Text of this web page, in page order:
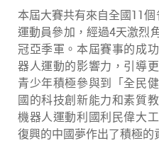
本屆大賽共有來自全國11
運動員參加，經過4天激烈
冠亞季軍。本屆賽事的成
器人運動的影響力，引導
青少年積極參與到「全民
國的科技創新能力和素質
機器人運動利國利民偉大
復興的中國夢作出了積極的